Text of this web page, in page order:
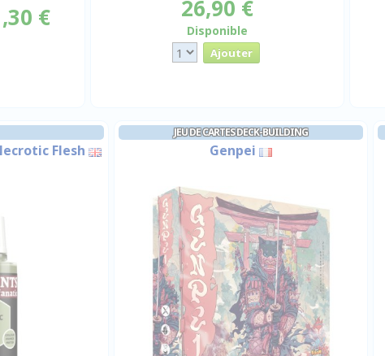
€ 26,90 €
Disponible
Flesh
JEU DE CARTES DECK-BUILDING
Genpei